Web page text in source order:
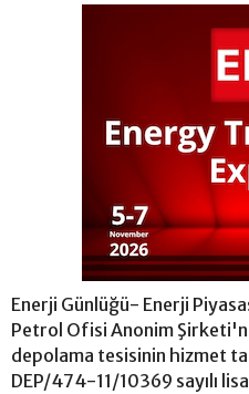
Enerji Günlüğü- Enerji
Petrol Ofisi Anonim
depolama tesisinin hizmet
DEP/474-11/10369 sayılı